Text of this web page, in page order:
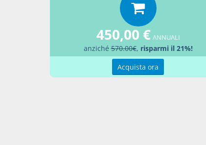
450,00 € ANNUALI
anziché570.00€, risparmi il 21%!
Acquista ora